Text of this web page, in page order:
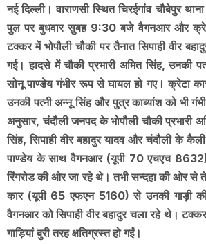
नई दिल्ली। वाराणसी स्थित चिरईगांव चौबेपुर
पुल पर बुधवार सुबह 9:30 बजे वैगनआर और
टक्कर में भोपौली चौकी पर तैनात सिपाही वीर
गई। हादसे में चौकी प्रभारी अमित सिंह, उनकी
सोनू पाण्डेय गंभीर रूप से घायल हो गए। क्रेटा
उनकी पत्नी अन्नू सिंह और पुत्र काब्यांश को भी
अनुसार, चंदौली जनपद के भोपौली चौकी प्रभारी
सिंह, सिपाही वीर बहादुर यादव और चंदौली के
पाण्डेय के साथ वैगनआर (यूपी 70 एचएच 8632)
रिंगरोड की ओर जा रहे थे। तभी सन्दहा की ओर से
कार (यूपी 65 एफएन 5160) से उनकी गाड़ी की
वैगनआर को सिपाही वीर बहादुर चला रहे थे।
गाड़ियां बुरी तरह क्षतिग्रस्त हो गईं।